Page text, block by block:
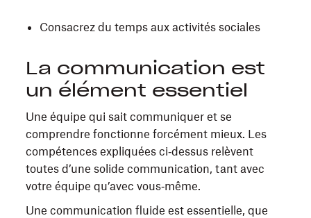
Consacrez du temps aux activités sociales
La communication est
un élément essentiel
Une équipe qui sait communiquer et se
comprendre fonctionne forcément mieux. Les
compétences expliquées ci‑dessus relèvent
toutes d’une solide communication, tant avec
votre équipe qu’avec vous‑même.
Une communication fluide est essentielle, que